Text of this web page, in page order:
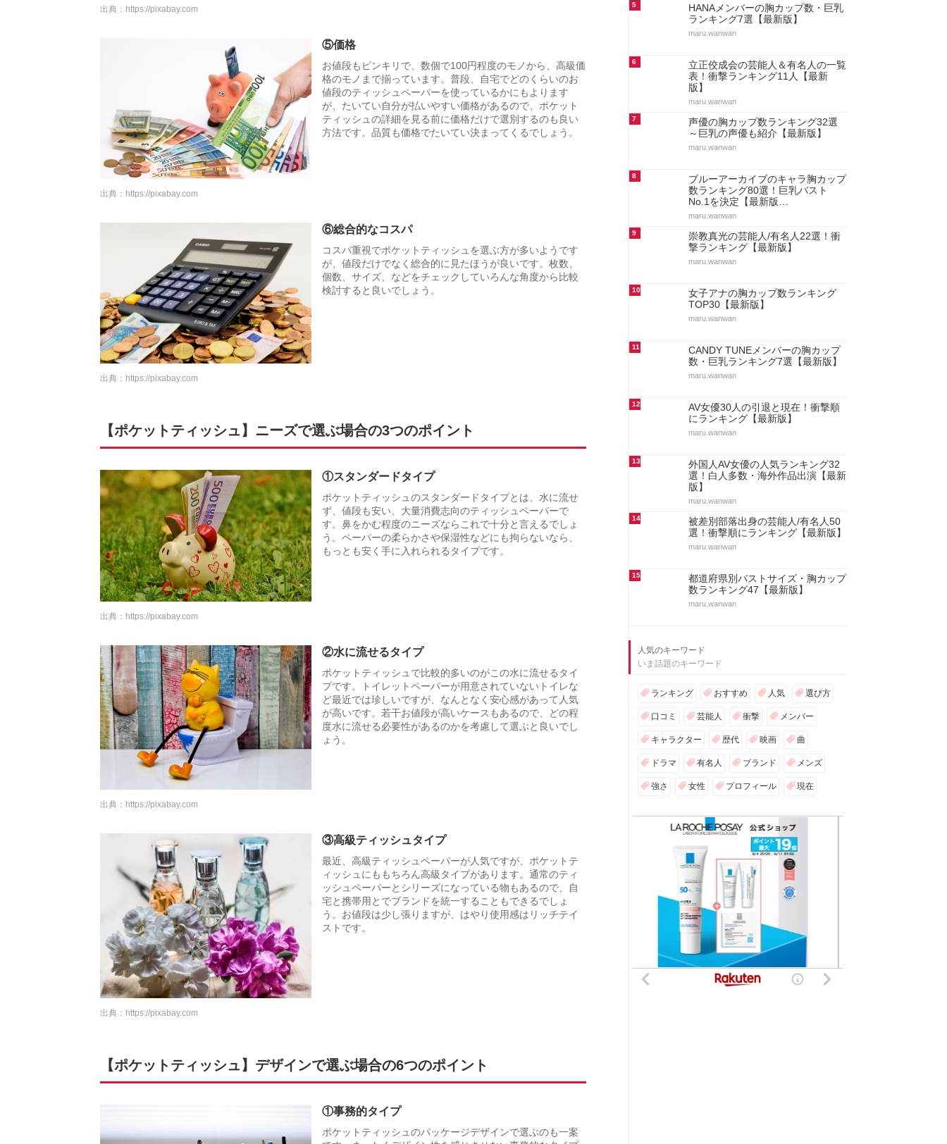
出典： https://pixabay.com
⑤価格
お値段もピンキリで、数個で100円程度のモノから、高級価
格のモノまで揃っています。普段、自宅でどのくらいのお
値段のティッシュペーパーを使っているかにもよります
が、たいてい自分が払いやすい価格があるので、ポケット
ティッシュの詳細を見る前に価格だけで選別するのも良い
方法です。品質も価格でたいてい決まってくるでしょう。
出典： https://pixabay.com
⑥総合的なコスパ
コスパ重視でポケットティッシュを選ぶ方が多いようです
が、値段だけでなく総合的に見たほうが良いです。枚数、
個数、サイズ、などをチェックしていろんな角度から比較
検討すると良いでしょう。
出典： https://pixabay.com
【ポケットティッシュ】ニーズで選ぶ場合の3つのポイント
①スタンダードタイプ
ポケットティッシュのスタンダードタイプとは、水に流せ
ず、値段も安い、大量消費志向のティッシュペーパーで
す。鼻をかむ程度のニーズならこれで十分と言えるでしょ
う。ペーパーの柔らかさや保湿性などにも拘らないなら、
もっとも安く手に入れられるタイプです。
出典： https://pixabay.com
②水に流せるタイプ
ポケットティッシュで比較的多いのがこの水に流せるタイ
プです。トイレットペーパーが用意されていないトイレな
ど最近では珍しいですが、なんとなく安心感があって人気
が高いです。若干お値段が高いケースもあるので、どの程
度水に流せる必要性があるのかを考慮して選ぶと良いでし
ょう。
出典： https://pixabay.com
③高級ティッシュタイプ
最近、高級ティッシュペーパーが人気ですが、ポケットテ
ィッシュにももちろん高級タイプがあります。通常のティ
ッシュペーパーとシリーズになっている物もあるので、自
宅と携帯用とでブランドを統一することもできるでしょ
う。お値段は少し張りますが、はやり使用感はリッチテイ
ストです。
出典： https://pixabay.com
【ポケットティッシュ】デザインで選ぶ場合の6つのポイント
①事務的タイプ
ポケットティッシュのパッケージデザインで選ぶのも一案
5
HANAメンバーの胸カップ数・巨乳
ランキング7選【最新版】
maru.wanwan
6
立正佼成会の芸能人＆有名人の一覧
表！衝撃ランキング11人【最新
版】
maru.wanwan
7
声優の胸カップ数ランキング32選
～巨乳の声優も紹介【最新版】
maru.wanwan
8
ブルーアーカイブのキャラ胸カップ
数ランキング80選！巨乳バスト
No.1を決定【最新版…
maru.wanwan
9
崇教真光の芸能人/有名人22選！衝
撃ランキング【最新版】
maru.wanwan
10
女子アナの胸カップ数ランキング
TOP30【最新版】
maru.wanwan
11
CANDY TUNEメンバーの胸カップ
数・巨乳ランキング7選【最新版】
maru.wanwan
12
AV女優30人の引退と現在！衝撃順
にランキング【最新版】
maru.wanwan
13
外国人AV女優の人気ランキング32
選！白人多数・海外作品出演【最新
版】
maru.wanwan
14
被差別部落出身の芸能人/有名人50
選！衝撃順にランキング【最新版】
maru.wanwan
15
都道府県別バストサイズ・胸カップ
数ランキング47【最新版】
maru.wanwan
人気のキーワード
いま話題のキーワード
ランキング おすすめ 人気 選び方
口コミ 芸能人 衝撃 メンバー
キャラクター 歴代 映画 曲
ドラマ 有名人 ブランド メンズ
強さ 女性 プロフィール 現在